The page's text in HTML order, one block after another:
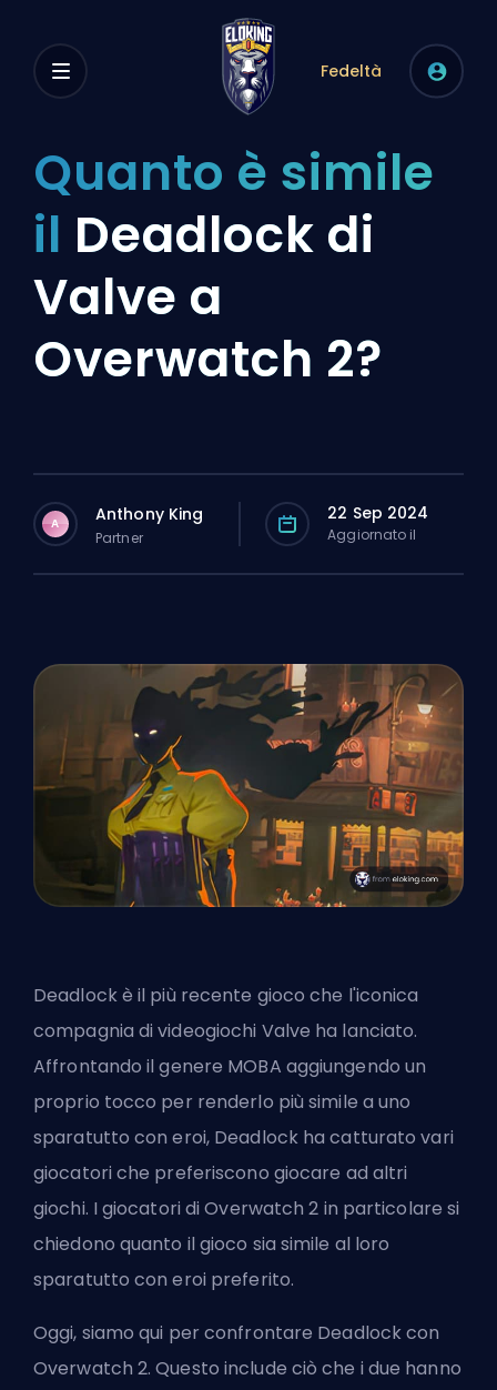
Fedeltà
Quanto è simile
il Deadlock di
Valve a
Overwatch 2?
A Anthony King
Partner
22 Sep 2024
Aggiornato il
Deadlock è il più recente gioco che l'iconica
compagnia di videogiochi Valve ha lanciato.
Affrontando il genere MOBA aggiungendo un
proprio tocco per renderlo più simile a uno
sparatutto con eroi, Deadlock ha catturato vari
giocatori che preferiscono giocare ad altri
giochi. I giocatori diOverwatch 2 in particolare si
chiedono quanto il gioco sia simile al loro
sparatutto con eroi preferito.
Oggi, siamo qui per confrontare Deadlock con
Overwatch 2. Questo include ciò che i due hanno